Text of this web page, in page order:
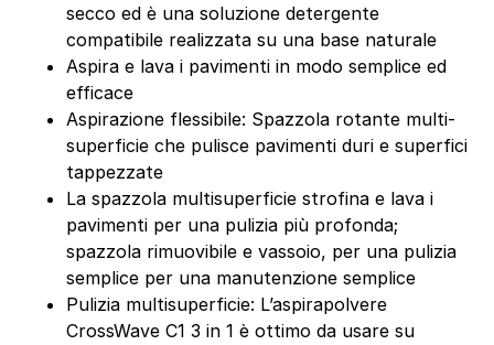
secco ed è una soluzione detergente
compatibile realizzata su una base naturale
Aspira e lava i pavimenti in modo semplice ed
efficace
Aspirazione flessibile: Spazzola rotante multi-
superficie che pulisce pavimenti duri e superfici
tappezzate
La spazzola multisuperficie strofina e lava i
pavimenti per una pulizia più profonda;
spazzola rimuovibile e vassoio, per una pulizia
semplice per una manutenzione semplice
Pulizia multisuperficie: L’aspirapolvere
CrossWave C1 3 in 1 è ottimo da usare su